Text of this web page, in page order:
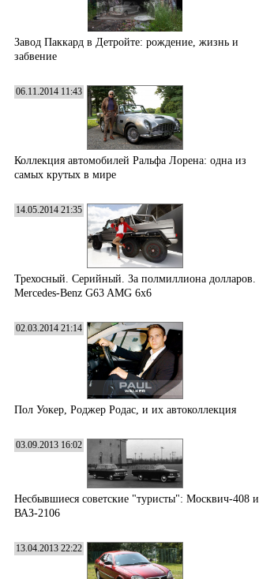
Завод Паккард в Детройте: рождение, жизнь и
забвение
06.11.2014 11:43
Коллекция автомобилей Ральфа Лорена: одна из
самых крутых в мире
14.05.2014 21:35
Трехосный. Серийный. За полмиллиона долларов.
Mercedes-Benz G63 AMG 6x6
02.03.2014 21:14
Пол Уокер, Роджер Родас, и их автоколлекция
03.09.2013 16:02
Несбывшиеся советские "туристы": Москвич-408 и
ВАЗ-2106
13.04.2013 22:22